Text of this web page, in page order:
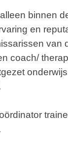
binnen
en
van
coach/